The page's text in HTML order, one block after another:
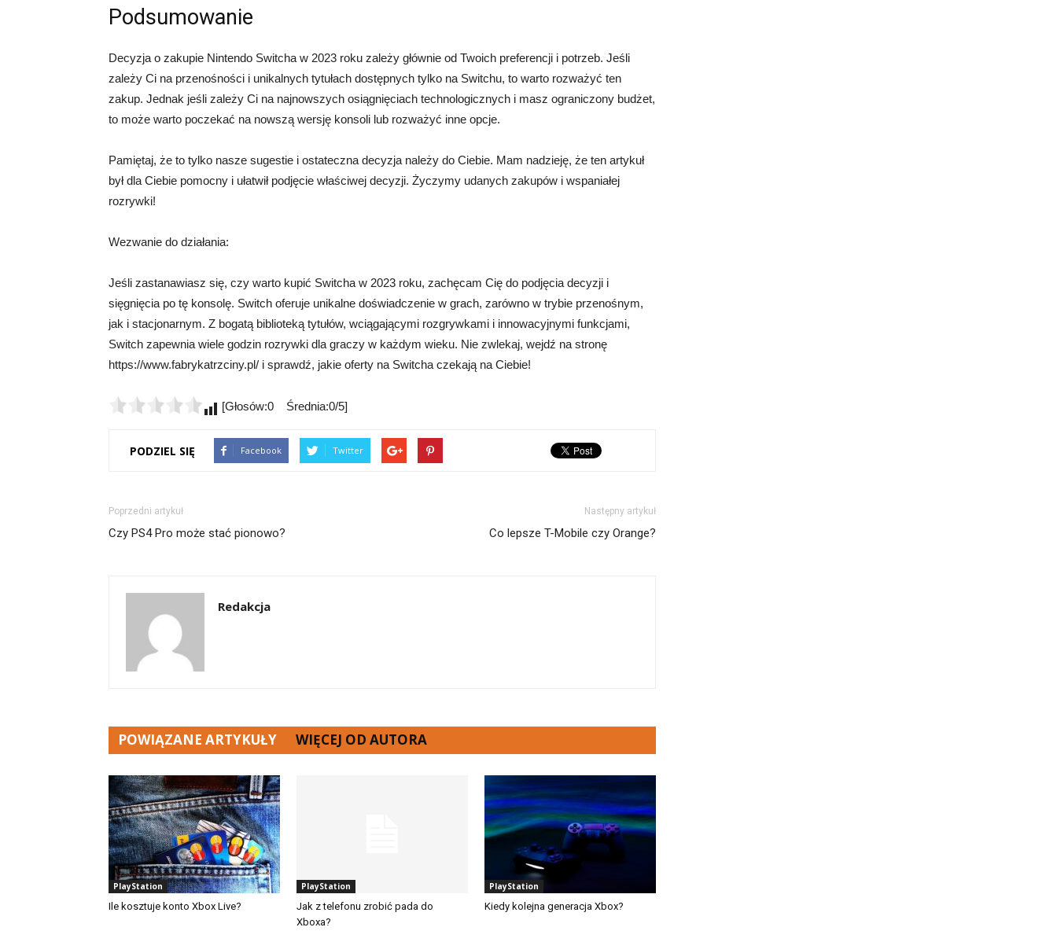
Podsumowanie
Decyzja o zakupie Nintendo Switcha w 2023 roku zależy głównie od Twoich preferencji i potrzeb. Jeśli
zależy Ci na przenośności i unikalnych tytułach dostępnych tylko na Switchu, to warto rozważyć ten
zakup. Jednak jeśli zależy Ci na najnowszych osiągnięciach technologicznych i masz ograniczony budżet,
to może warto poczekać na nowszą wersję konsoli lub rozważyć inne opcje.
Pamiętaj, że to tylko nasze sugestie i ostateczna decyzja należy do Ciebie. Mam nadzieję, że ten artykuł
był dla Ciebie pomocny i ułatwił podjęcie właściwej decyzji. Życzymy udanych zakupów i wspaniałej
rozrywki!
Wezwanie do działania:
Jeśli zastanawiasz się, czy warto kupić Switcha w 2023 roku, zachęcam Cię do podjęcia decyzji i
sięgnięcia po tę konsolę. Switch oferuje unikalne doświadczenie w grach, zarówno w trybie przenośnym,
jak i stacjonarnym. Z bogatą biblioteką tytułów, wciągającymi rozgrywkami i innowacyjnymi funkcjami,
Switch zapewnia wiele godzin rozrywki dla graczy w każdym wieku. Nie zwlekaj, wejdź na stronę
https://www.fabrykatrzciny.pl/ i sprawdź, jakie oferty na Switcha czekają na Ciebie!
[Głosów:0 Średnia:0/5]
PODZIEL SIĘ Facebook Twitter
Poprzedni artykuł
Czy PS4 Pro może stać pionowo?
Następny artykuł
Co lepsze T-Mobile czy Orange?
Redakcja
POWIĄZANE ARTYKUŁY WIĘCEJ OD AUTORA
PlayStation
Ile kosztuje konto Xbox Live?
PlayStation
Jak z telefonu zrobić pada do
Xboxa?
PlayStation
Kiedy kolejna generacja Xbox?